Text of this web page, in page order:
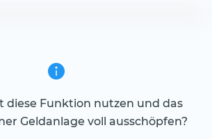
diese Funktion nutzen und das
Geldanlage voll ausschöpfen?